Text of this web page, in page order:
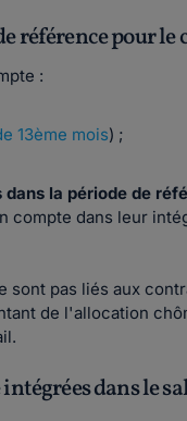
référence pour le
:
13ème mois) ;
la période de
compte dans leur
pas liés aux
de l'allocation
dans le